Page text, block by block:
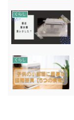
くらし
くらし